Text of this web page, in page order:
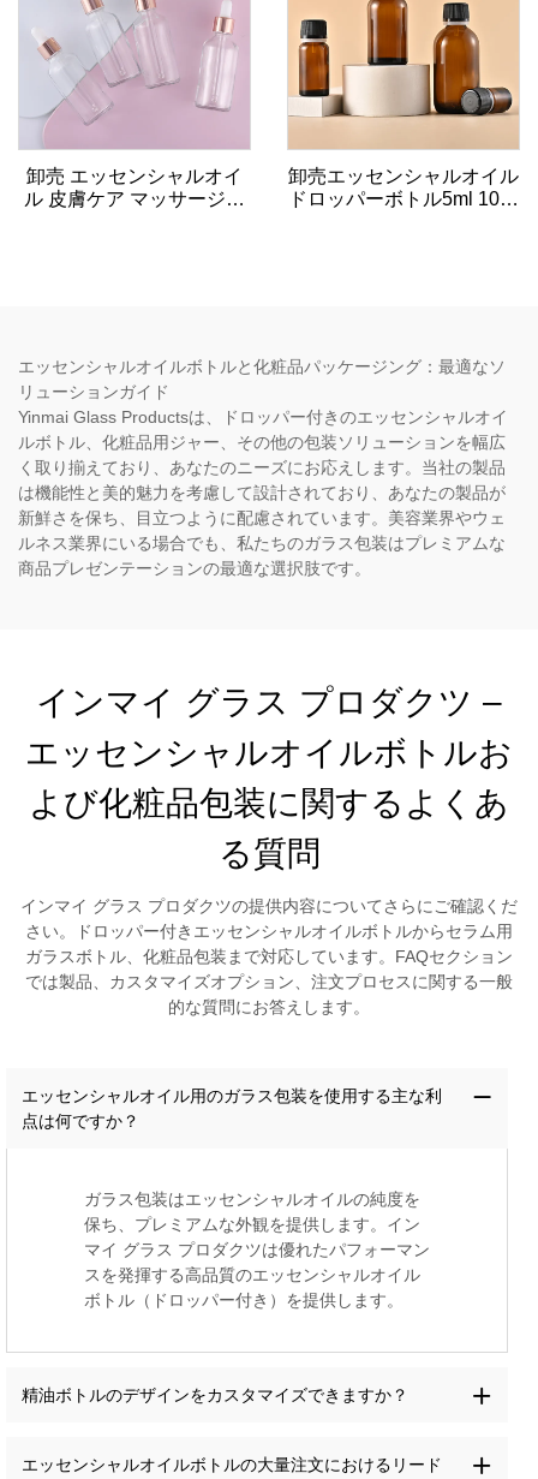
卸売 エッセンシャルオイ
ル 皮膚ケア マッサージオ
卸売エッセンシャルオイル
ドロッパーボトル5ml 10ml
エッセンシャルオイルボトルと化粧品パッケージング：最適なソ
リューションガイド
Yinmai Glass Productsは、ドロッパー付きのエッセンシャルオイ
ルボトル、化粧品用ジャー、その他の包装ソリューションを幅広
く取り揃えており、あなたのニーズにお応えします。当社の製品
は機能性と美的魅力を考慮して設計されており、あなたの製品が
新鮮さを保ち、目立つように配慮されています。美容業界やウェ
ルネス業界にいる場合でも、私たちのガラス包装はプレミアムな
商品プレゼンテーションの最適な選択肢です。
インマイ グラス プロダクツ –
エッセンシャルオイルボトルお
よび化粧品包装に関するよくあ
る質問
インマイ グラス プロダクツの提供内容についてさらにご確認くだ
さい。ドロッパー付きエッセンシャルオイルボトルからセラム用
ガラスボトル、化粧品包装まで対応しています。FAQセクション
では製品、カスタマイズオプション、注文プロセスに関する一般
的な質問にお答えします。
エッセンシャルオイル用のガラス包装を使用する主な利
点は何ですか？
ガラス包装はエッセンシャルオイルの純度を
保ち、プレミアムな外観を提供します。イン
マイ グラス プロダクツは優れたパフォーマン
スを発揮する高品質のエッセンシャルオイル
ボトル（ドロッパー付き）を提供します。
精油ボトルのデザインをカスタマイズできますか？
エッセンシャルオイルボトルの大量注文におけるリード